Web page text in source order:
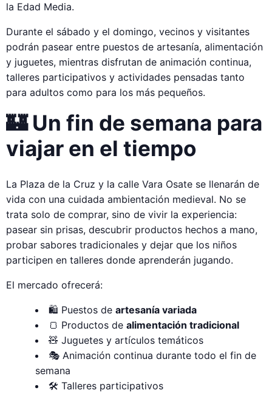
la Edad Media.
Durante el sábado y el domingo, vecinos y visitantes
podrán pasear entre puestos de artesanía, alimentación
y juguetes, mientras disfrutan de animación continua,
talleres participativos y actividades pensadas tanto
para adultos como para los más pequeños.
🏰 Un fin de semana para
viajar en el tiempo
La Plaza de la Cruz y la calle Vara Osate se llenarán de
vida con una cuidada ambientación medieval. No se
trata solo de comprar, sino de vivir la experiencia:
pasear sin prisas, descubrir productos hechos a mano,
probar sabores tradicionales y dejar que los niños
participen en talleres donde aprenderán jugando.
El mercado ofrecerá:
🛍️ Puestos de artesanía variada
🍞 Productos de alimentación tradicional
🧸 Juguetes y artículos temáticos
🎭 Animación continua durante todo el fin de
semana
🛠️ Talleres participativos